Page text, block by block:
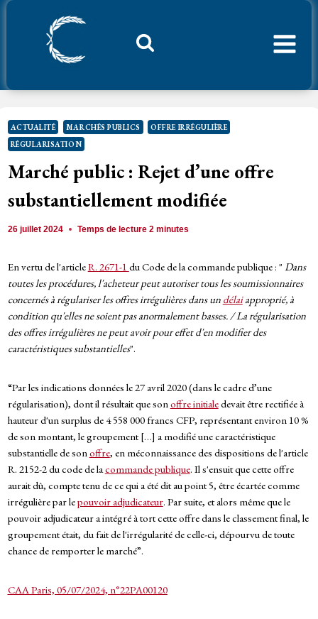
Aller
ACTUALITÉ MARCHÉS PUBLICS
OFFRE IRRÉGULIÈRE
RÉGULARISATION
Marché public : Rejet d’une offre
substantiellement modifiée
26 juillet 2024 Temps de lecture2 minutes
En vertu de l'articleR. 2671-1 du Code de la commande publique : " Dans
toutes les procédures, l'acheteur peut autoriser tous les soumissionnaires
concernés à régulariser les offres irrégulières dans un délaiapproprié, à
condition qu'elles ne soient pas anormalement basses. / La régularisation
des offres irrégulières ne peut avoir pour effet d'en modifier des
caractéristiques substantielles".
“Par les indications données le 27 avril 2020 (dans le cadre d’une
régularisation), dont il résultait que sonoffre initialedevait être rectifiée à
hauteur d'un surplus de 4 558 000 francs CFP, représentant environ 10 %
de son montant, le groupement […] a modifié une caractéristique
substantielle de sonoffre, en méconnaissance des dispositions de l'article
R. 2152-2 du code de lacommande publique. Il s'ensuit que cette offre
aurait dû, compte tenu de ce qui a été dit au point 5, être écartée comme
irrégulière par lepouvoir adjudicateur. Par suite, et alors même que le
pouvoir adjudicateur a intégré à tort cette offre dans le classement final, le
groupement était, du fait de l'irrégularité de celle-ci, dépourvu de toute
chance de remporter le marché”.
CAA Paris, 05/07/2024, n°22PA00120